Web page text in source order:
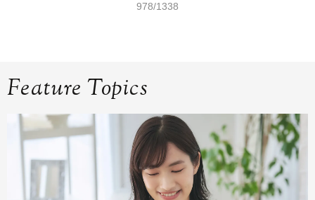
978/1338
Feature Topics